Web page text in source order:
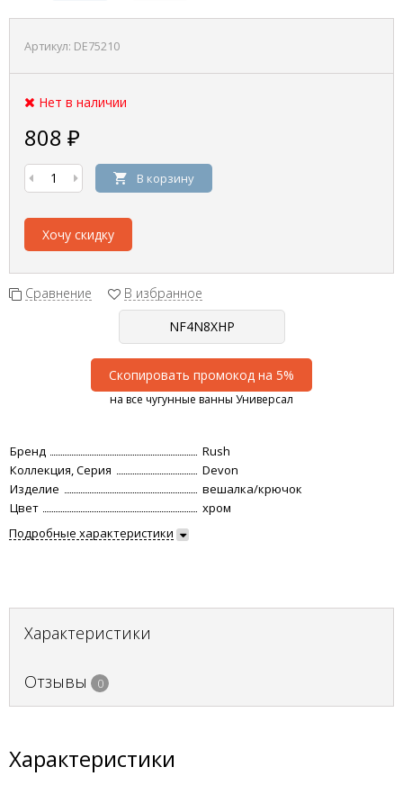
Артикул: DE75210
Нет в наличии
808 ₽
В корзину
Хочу скидку
Сравнение В избранное
Скопировать промокод на 5%
на все чугунные ванны Универсал
Бренд
Rush
Коллекция, Серия
Devon
Изделие
вешалка/крючок
Цвет
хром
Подробные характеристики
Характеристики
Отзывы 0
Характеристики